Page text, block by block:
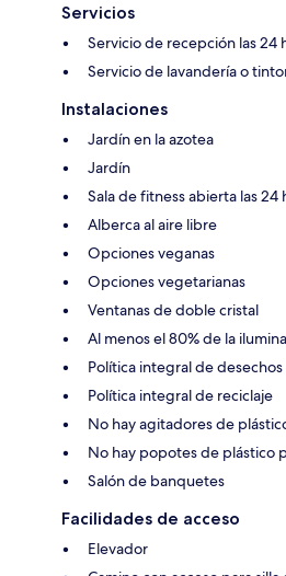
Servicios
Servicio de recepción las 24
Servicio de lavandería o
Instalaciones
Jardín en la azotea
Jardín
Sala de fitness abierta las 24
Alberca al aire libre
Opciones veganas
Opciones vegetarianas
Ventanas de doble cristal
Al menos el 80% de la
Política integral de
Política integral de reciclaje
No hay agitadores de
No hay popotes de plástico
Salón de banquetes
Facilidades de acceso
Elevador